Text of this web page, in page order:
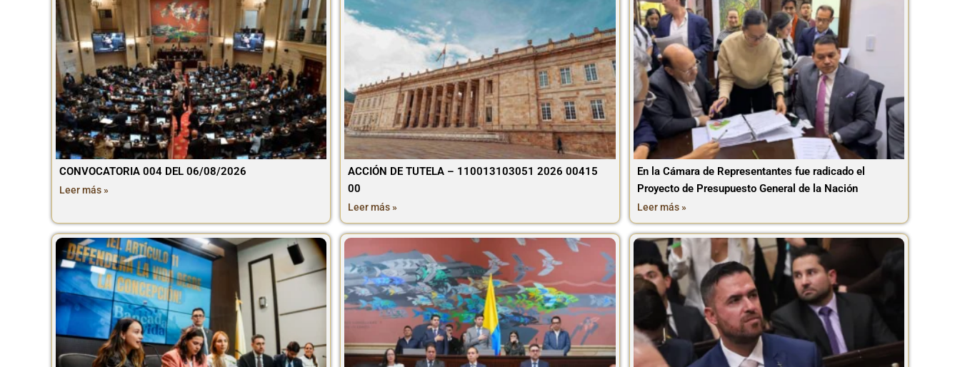
CONVOCATORIA 004 DEL 06/08/2026
Leer más »
ACCIÓN DE TUTELA – 110013103051 2026 00415
00
Leer más »
En la Cámara de Representantes fue radicado el
Proyecto de Presupuesto General de la Nación
Leer más »